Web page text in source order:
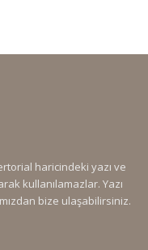
haricindeki yazı ve
kullanılamazlar. Yazı
bize ulaşabilirsiniz.